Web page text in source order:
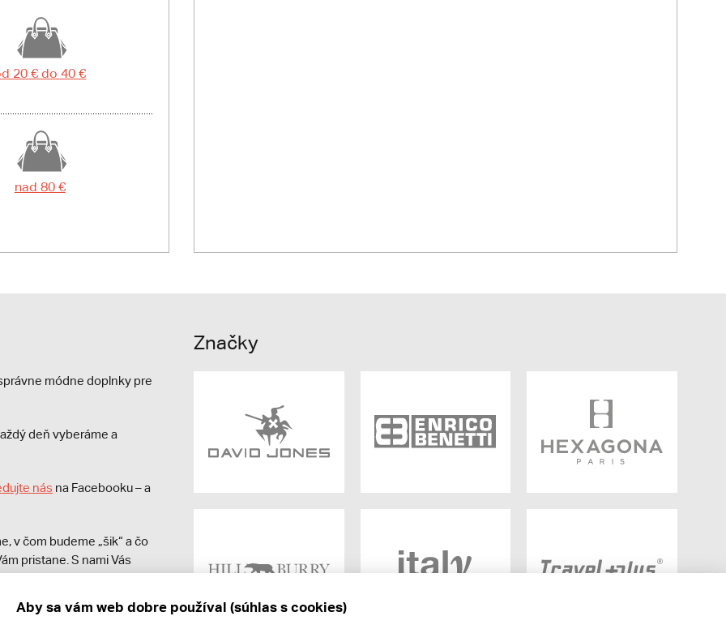
20 € do 40 €
nad 80 €
módne doplnky pre
deň vyberáme a
nás na Facebooku – a
v čom budeme „šik“ a čo
pristane. S nami Vás
Značky
Aby sa vám web dobre používal (súhlas s cookies)